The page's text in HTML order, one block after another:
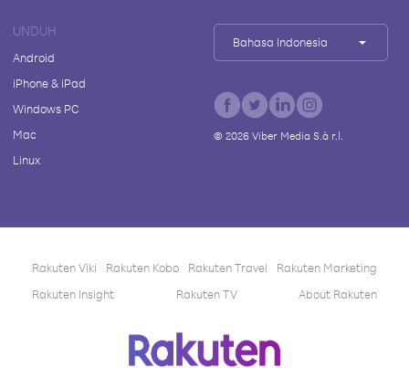
UNDUH
Android
iPhone & iPad
Windows PC
Mac
Linux
Bahasa Indonesia
© 2026Viber Media S.à r.l.
Rakuten Viki Rakuten Kobo Rakuten Travel
Rakuten Marketing
Rakuten Insight
Rakuten TV About Rakuten